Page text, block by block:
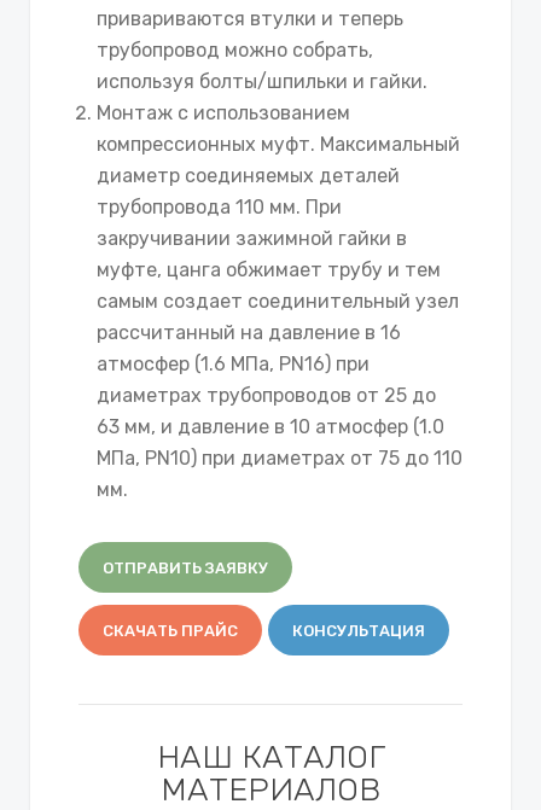
привариваются втулки и теперь
трубопровод можно собрать,
используя болты/шпильки и гайки.
Монтаж с использованием
компрессионных муфт. Максимальный
диаметр соединяемых деталей
трубопровода 110 мм. При
закручивании зажимной гайки в
муфте, цанга обжимает трубу и тем
самым создает соединительный узел
рассчитанный на давление в 16
атмосфер (1.6 МПа, PN16) при
диаметрах трубопроводов от 25 до
63 мм, и давление в 10 атмосфер (1.0
МПа, PN10) при диаметрах от 75 до 110
мм.
ОТПРАВИТЬ ЗАЯВКУ
СКАЧАТЬ ПРАЙС КОНСУЛЬТАЦИЯ
НАШ КАТАЛОГ
МАТЕРИАЛОВ